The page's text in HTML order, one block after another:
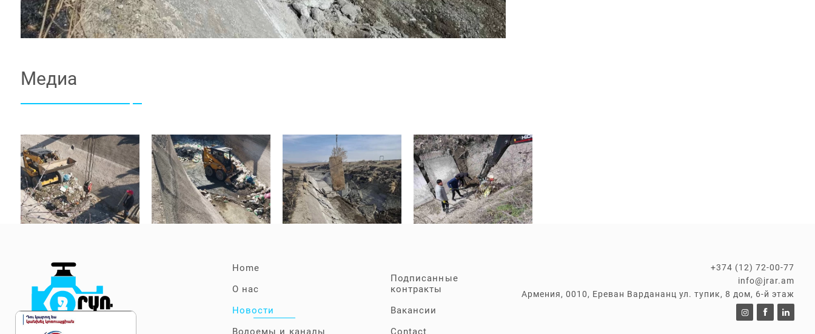
Медиа
Home
О нас
Новости
Водоемы и каналы
Подписанные
контракты
Вакансии
Contact
+374 (12) 72-00-77
info@jrar.am
Армения, 0010, Ереван Вардананц ул. тупик, 8 дом, 6-й этаж